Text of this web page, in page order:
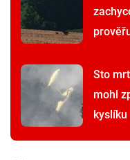
Sto
mohl
kyslíku